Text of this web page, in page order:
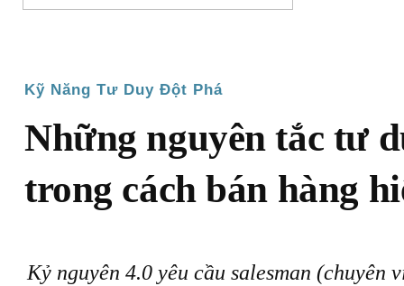
Kỹ Năng Tư Duy Đột Phá
Những nguyên tắc tư
trong cách bán hàng
Kỷ nguyên 4.0 yêu cầu salesman (chuyên